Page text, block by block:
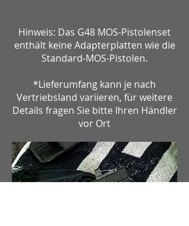
Hinweis: Das G48 MOS-Pistolenset
enthält keine Adapterplatten wie die
Standard-MOS-Pistolen.
*Lieferumfang kann je nach
Vertriebsland variieren, für weitere
Details fragen Sie bitte Ihren Händler
vor Ort